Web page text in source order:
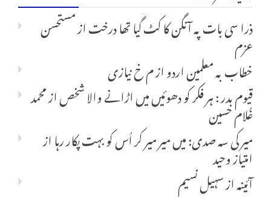
ذرا سی بات پہ آنگن کا کٹ گیا تھا درختازمستحسن
عزم
خطاب بہ معلمین اردوازم خ نیازی
قیوم بدر : ہر فکر کو دھوئیں میں اڑانے والا شخصازمحمد
غُلام حسین
میر کی سہ صدی: میں میر میر کر اُس کو بہت پکار رہااز
امتیاز وحید
آئینہازسہیل نسیم